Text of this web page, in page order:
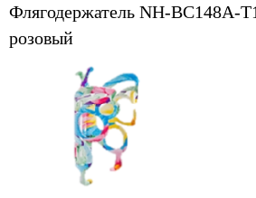
Флягодержатель NH-BC148A-
розовый